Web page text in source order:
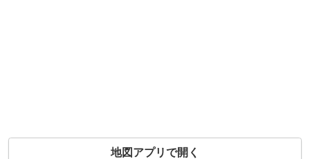
地図アプリで開く